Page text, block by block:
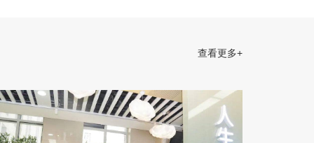
查看更多+